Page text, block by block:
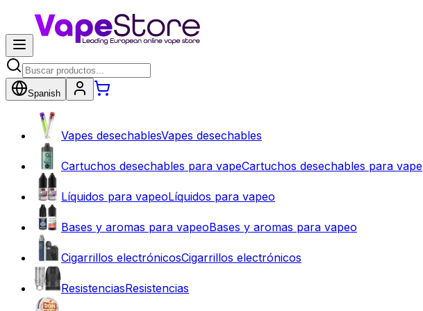
Spanish
Vapes desechablesVapes desechables
Cartuchos desechables para vapeCartuchos desechables para vape
Líquidos para vapeoLíquidos para vapeo
Bases y aromas para vapeoBases y aromas para vapeo
Cigarrillos electrónicosCigarrillos electrónicos
ResistenciasResistencias